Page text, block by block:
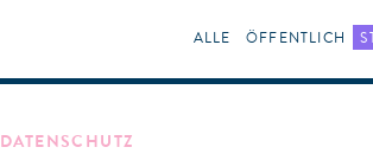
ALLE ÖFFENTLICH
DATENSCHUTZ